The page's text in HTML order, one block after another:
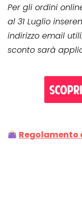
Per gli ordini
al 31 Luglio
indirizzo email
sconto sarà
Regolamento